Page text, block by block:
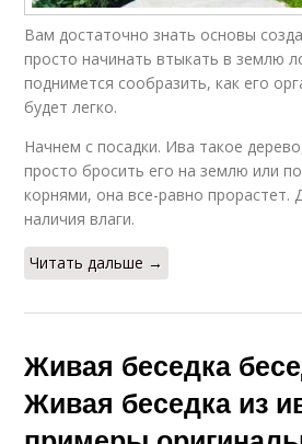
Вам достаточно знать основы
просто начинать втыкать в землю
поднимется сообразить, как его
будет легко.
Начнем с посадки. Ива такое
просто бросить его на землю или
корнями, она все-равно прорастет.
наличия влаги.
Читать дальше →
Живая беседка
Живая беседка из